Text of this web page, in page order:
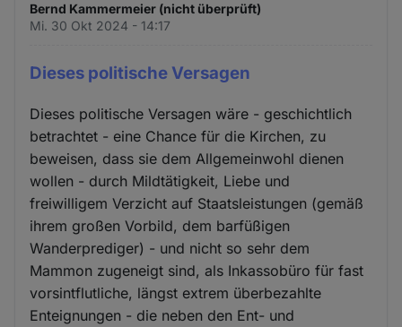
Bernd Kammermeier (nicht überprüft)
Mi. 30 Okt 2024 - 14:17
Dieses politische Versagen
Dieses politische Versagen wäre - geschichtlich
betrachtet - eine Chance für die Kirchen, zu
beweisen, dass sie dem Allgemeinwohl dienen
wollen - durch Mildtätigkeit, Liebe und
freiwilligem Verzicht auf Staatsleistungen (gemäß
ihrem großen Vorbild, dem barfüßigen
Wanderprediger) - und nicht so sehr dem
Mammon zugeneigt sind, als Inkassobüro für fast
vorsintflutliche, längst extrem überbezahlte
Enteignungen - die neben den Ent- und